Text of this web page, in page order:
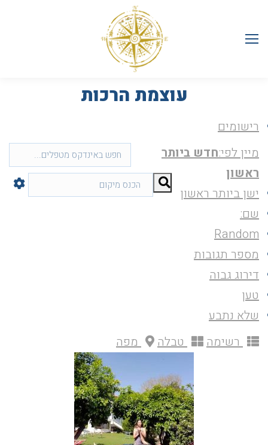
עוצמת הרכות
רישומים
מיין לפי:חדש ביותר
ראשון
ישן ביותר ראשון
שם:
Random
מספר תגובות
דירוג גבוה
טען
שלא נתבע
רשימה
טבלה מפה